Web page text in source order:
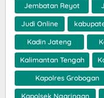
Jembatan Reyot
Judi Online
Kadin Jateng
Kalimantan Tengah
Kapolres Grobogan
Kapolsek Ngaringan